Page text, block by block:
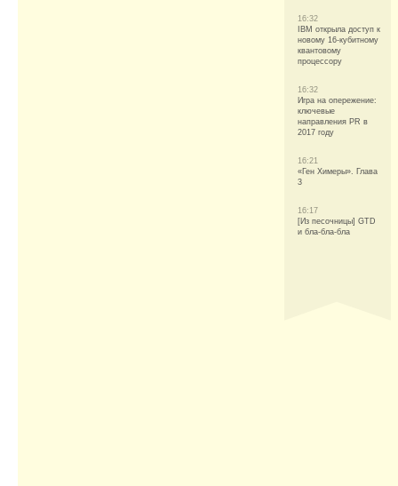
16:32
IBM открыла доступ к
новому 16-кубитному
квантовому
процессору
16:32
Игра на опережение:
ключевые
направления PR в
2017 году
16:21
«Ген Химеры». Глава
3
16:17
[Из песочницы] GTD
и бла-бла-бла